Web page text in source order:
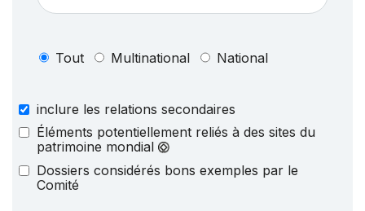
Tout Multinational National
inclure les relations secondaires
Éléments potentiellement reliés à des sites du
patrimoine mondial
Dossiers considérés bons exemples par le
Comité